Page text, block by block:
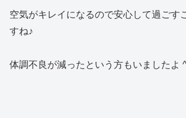
空気がキレイになるので安心して過ごす
すね♪
体調不良が減ったという方もいましたよ